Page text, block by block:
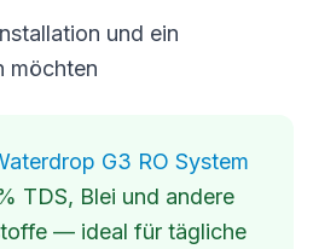
und ein
möchten
G3 RO System
TDS, Blei und andere
— ideal für tägliche